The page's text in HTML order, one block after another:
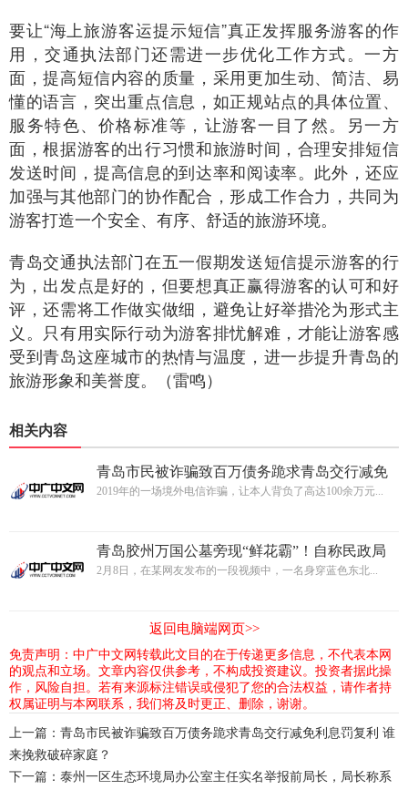
要让“海上旅游客运提示短信”真正发挥服务游客的作
用，交通执法部门还需进一步优化工作方式。一方
面，提高短信内容的质量，采用更加生动、简洁、易
懂的语言，突出重点信息，如正规站点的具体位置、
服务特色、价格标准等，让游客一目了然。另一方
面，根据游客的出行习惯和旅游时间，合理安排短信
发送时间，提高信息的到达率和阅读率。此外，还应
加强与其他部门的协作配合，形成工作合力，共同为
游客打造一个安全、有序、舒适的旅游环境。
青岛交通执法部门在五一假期发送短信提示游客的行
为，出发点是好的，但要想真正赢得游客的认可和好
评，还需将工作做实做细，避免让好举措沦为形式主
义。只有用实际行动为游客排忧解难，才能让游客感
受到青岛这座城市的热情与温度，进一步提升青岛的
旅游形象和美誉度。（雷鸣）
相关内容
青岛市民被诈骗致百万债务跪求青岛交行减免
利息罚复利 谁来挽救破碎家庭？
2019年的一场境外电信诈骗，让本人背负了高达100余万元...
青岛胶州万国公墓旁现“鲜花霸”！自称民政局
指定独家经营
2月8日，在某网友发布的一段视频中，一名身穿蓝色东北...
返回电脑端网页>>
免责声明：中广中文网转载此文目的在于传递更多信息，不代表本网
的观点和立场。文章内容仅供参考，不构成投资建议。投资者据此操
作，风险自担。若有来源标注错误或侵犯了您的合法权益，请作者持
权属证明与本网联系，我们将及时更正、删除，谢谢。
上一篇： 青岛市民被诈骗致百万债务跪求青岛交行减免利息罚复利 谁
来挽救破碎家庭？
下一篇： 泰州一区生态环境局办公室主任实名举报前局长，局长称系